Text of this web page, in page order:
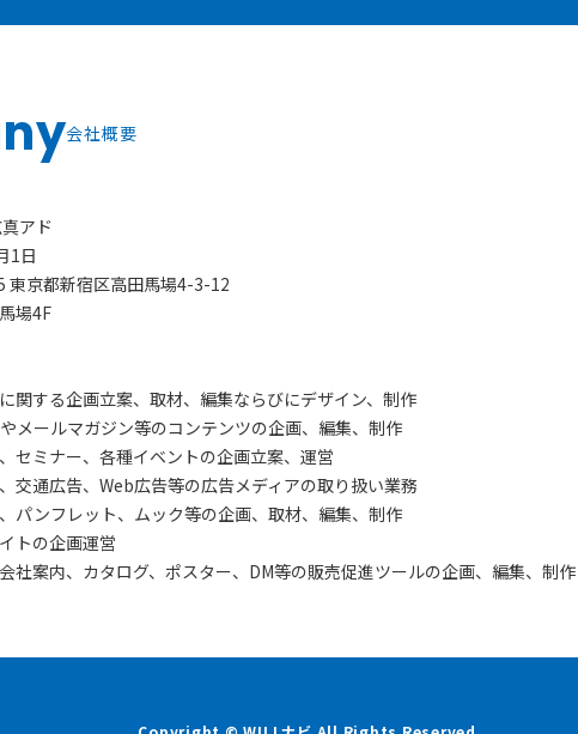
会社概要
アド
1日
東京都新宿区高田馬場4-3-12
場4F
関する企画立案、取材、編集ならびにデザイン、制作
メールマガジン等のコンテンツの企画、編集、制作
セミナー、各種イベントの企画立案、運営
交通広告、Web広告等の広告メディアの取り扱い業務
パンフレット、ムック等の企画、取材、編集、制作
トの企画運営
社案内、カタログ、ポスター、DM等の販売促進ツールの企画、編集、制作